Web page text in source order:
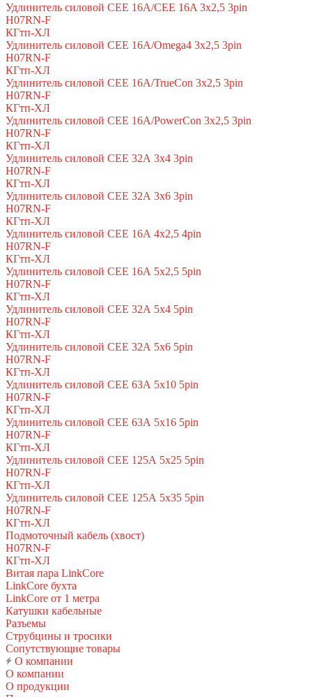
Удлинитель силовой CEE 16A/CEE 16A 3х2,5 3pin
H07RN-F
КГтп-ХЛ
Удлинитель силовой CEE 16A/Omega4 3х2,5 3pin
H07RN-F
КГтп-ХЛ
Удлинитель силовой CEE 16A/TrueCon 3х2,5 3pin
H07RN-F
КГтп-ХЛ
Удлинитель силовой CEE 16A/PowerCon 3х2,5 3pin
H07RN-F
КГтп-ХЛ
Удлинитель силовой CEE 32А 3х4 3pin
H07RN-F
КГтп-ХЛ
Удлинитель силовой CEE 32А 3х6 3pin
H07RN-F
КГтп-ХЛ
Удлинитель силовой CEE 16А 4х2,5 4pin
H07RN-F
КГтп-ХЛ
Удлинитель силовой CEE 16А 5x2,5 5pin
H07RN-F
КГтп-ХЛ
Удлинитель силовой CEE 32А 5x4 5pin
H07RN-F
КГтп-ХЛ
Удлинитель силовой CEE 32А 5x6 5pin
H07RN-F
КГтп-ХЛ
Удлинитель силовой CEE 63А 5x10 5pin
H07RN-F
КГтп-ХЛ
Удлинитель силовой CEE 63А 5x16 5pin
H07RN-F
КГтп-ХЛ
Удлинитель силовой CEE 125А 5x25 5pin
H07RN-F
КГтп-ХЛ
Удлинитель силовой CEE 125А 5x35 5pin
H07RN-F
КГтп-ХЛ
Подмоточный кабель (хвост)
H07RN-F
КГтп-ХЛ
Витая пара LinkCore
LinkCore бухта
LinkCore от 1 метра
Катушки кабельные
Разъемы
Струбцины и тросики
Сопутствующие товары
О компании
О компании
О продукции